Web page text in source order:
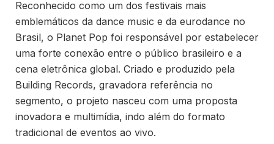
Reconhecido como um dos festivais mais
emblemáticos da dance music e da eurodance no
Brasil, o Planet Pop foi responsável por estabelecer
uma forte conexão entre o público brasileiro e a
cena eletrônica global. Criado e produzido pela
Building Records, gravadora referência no
segmento, o projeto nasceu com uma proposta
inovadora e multimídia, indo além do formato
tradicional de eventos ao vivo.